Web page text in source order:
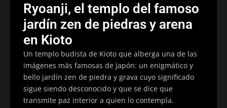
Ryoanji, el templo del famoso
jardín zen de piedras y arena
en Kioto
Un templo budista de Kioto que alberga una de las
imágenes más famosas de Japón: un enigmático y
bello jardín zen de piedra y grava cuyo significado
sigue siendo desconocido y que se dice que
transmite paz interior a quien lo contempla.